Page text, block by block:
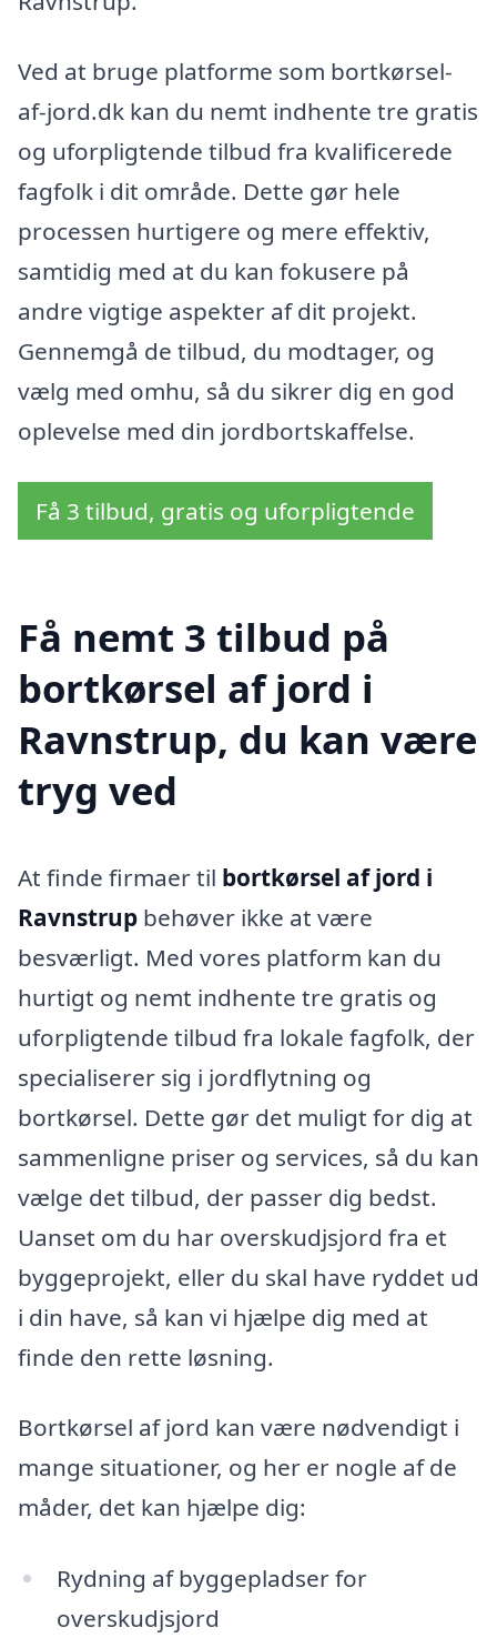
Ved at bruge platforme som bortkørsel-
af-jord.dk kan du nemt indhente tre gratis
og uforpligtende tilbud fra kvalificerede
fagfolk i dit område. Dette gør hele
processen hurtigere og mere effektiv,
samtidig med at du kan fokusere på
andre vigtige aspekter af dit projekt.
Gennemgå de tilbud, du modtager, og
vælg med omhu, så du sikrer dig en god
oplevelse med din jordbortskaffelse.
Få 3 tilbud, gratis og uforpligtende
Få nemt 3 tilbud på
bortkørsel af jord i
Ravnstrup, du kan være
tryg ved
At finde firmaer til bortkørsel af jord i
Ravnstrup behøver ikke at være
besværligt. Med vores platform kan du
hurtigt og nemt indhente tre gratis og
uforpligtende tilbud fra lokale fagfolk, der
specialiserer sig i jordflytning og
bortkørsel. Dette gør det muligt for dig at
sammenligne priser og services, så du kan
vælge det tilbud, der passer dig bedst.
Uanset om du har overskudjsjord fra et
byggeprojekt, eller du skal have ryddet ud
i din have, så kan vi hjælpe dig med at
finde den rette løsning.
Bortkørsel af jord kan være nødvendigt i
mange situationer, og her er nogle af de
måder, det kan hjælpe dig:
Rydning af byggepladser for
overskudjsjord